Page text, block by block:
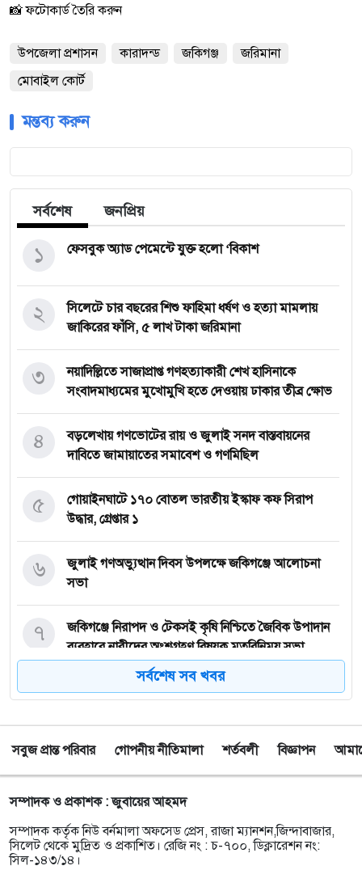
📸 ফটোকার্ড তৈরি করুন
উপজেলা প্রশাসন কারাদন্ড জকিগঞ্জ
জরিমানা
মোবাইল কোর্ট
মন্তব্য করুন
সর্বশেষ জনপ্রিয়
ফেসবুক অ্যাড পেমেন্টে যুক্ত হলো ‘বিকাশ
১
সিলেটে চার বছরের শিশু ফাহিমা ধর্ষণ ও হত্যা মামলায়
জাকিরের ফাঁসি, ৫ লাখ টাকা জরিমানা
২
নয়াদিল্লিতে সাজাপ্রাপ্ত গণহত্যাকারী শেখ হাসিনাকে
সংবাদমাধ্যমের মুখোমুখি হতে দেওয়ায় ঢাকার তীব্র ক্ষোভ
৩
বড়লেখায় গণভোটের রায় ও জুলাই সনদ বাস্তবায়নের
দাবিতে জামায়াতের সমাবেশ ও গণমিছিল
৪
গোয়াইনঘাটে ১৭০ বোতল ভারতীয় ইস্কাফ কফ সিরাপ
উদ্ধার, গ্রেপ্তার ১
৫
জুলাই গণঅভ্যুত্থান দিবস উপলক্ষে জকিগঞ্জে আলোচনা
সভা
৬
জকিগঞ্জে নিরাপদ ও টেকসই কৃষি নিশ্চিতে জৈবিক উপাদান
ব্যবহারে নারীদের অংশগ্রহণ বিষয়ক মতবিনিময় সভা
৭
টাঙ্গুয়ার হাওর অবৈধভাবে অনুপ্রবেশের দায়ে ৬ হাউসবোটে
৮
সেপ্টেম্বর থেকে সিলেট ওসমানী বিমানবন্দরে ফের বিদেশি
ফ্লাইট চালু করছে সালামএয়ার
৯
জকিগঞ্জে প্রাইম মিনিস্টার্স গোল্ডকাপ ফুটবল টুর্নামেন্ট
উপলক্ষে প্রস্তুতিমূলক সভা
১০
সর্বশেষ সব খবর
সবুজ প্রান্ত পরিবার গোপনীয় নীতিমালা শর্তবলী বিজ্ঞাপন
সম্পাদক ও প্রকাশক : জুবায়ের আহমদ
সম্পাদক কর্তৃক নিউ বর্নমালা অফসেড প্রেস, রাজা ম্যানশন,জিন্দাবাজার,
সিলেট থেকে মুদ্রিত ও প্রকাশিত। রেজি নং : চ-৭০০, ডিক্লারেশন নং:
সিল-১৪৩/১৪।